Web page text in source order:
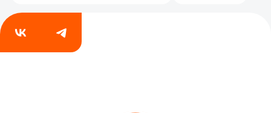
03 апреля 2024